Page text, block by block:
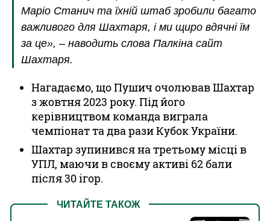
Маріо Станич та їхній штаб зробили багато
важливого для Шахтаря, і ми щиро вдячні їм
за це», – наводить слова Палкіна сайт
Шахтаря.
Нагадаємо, що Пушич очолював Шахтар
з жовтня 2023 року. Під його
керівництвом команда виграла
чемпіонат та два рази Кубок України.
Шахтар зупинився на третьому місці в
УПЛ, маючи в своєму активі 62 бали
після 30 ігор.
ЧИТАЙТЕ ТАКОЖ